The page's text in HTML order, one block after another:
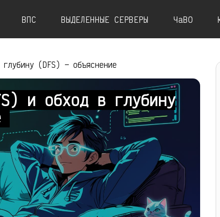
ВПС ВЫДЕЛЕННЫЕ СЕРВЕРЫ ЧаВО
(DFS) — объяснение
и обход в глубину